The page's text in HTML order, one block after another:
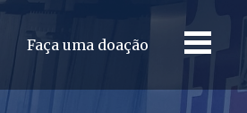
Faça uma doação